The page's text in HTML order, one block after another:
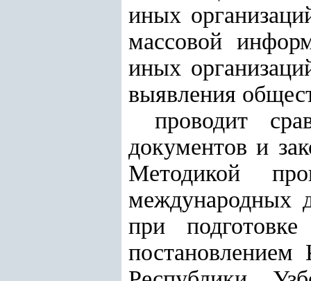
иных
массовой
иных
выявления
проводит
документов и
Методикой
международных
при